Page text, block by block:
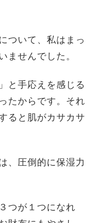
ついて、私はまっ
ませんでした。
と手応えを感じる
たからです。それ
ると肌がカサカサ
、圧倒的に保湿力
つが１つになれ